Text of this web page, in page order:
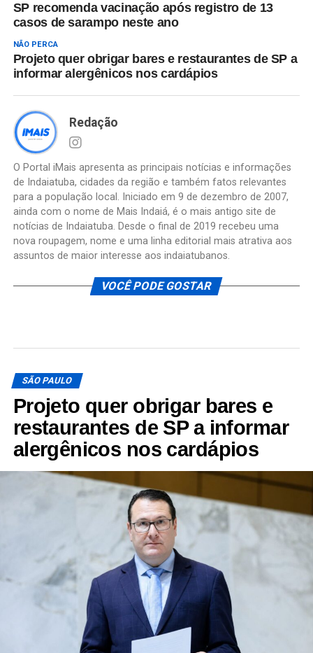
SP recomenda vacinação após registro de 13
casos de sarampo neste ano
NÃO PERCA
Projeto quer obrigar bares e restaurantes de SP a
informar alergênicos nos cardápios
Redação
O Portal iMais apresenta as principais notícias e informações
de Indaiatuba, cidades da região e também fatos relevantes
para a população local. Iniciado em 9 de dezembro de 2007,
ainda com o nome de Mais Indaiá, é o mais antigo site de
notícias de Indaiatuba. Desde o final de 2019 recebeu uma
nova roupagem, nome e uma linha editorial mais atrativa aos
assuntos de maior interesse aos indaiatubanos.
VOCÊ PODE GOSTAR
SÃO PAULO
Projeto quer obrigar bares e
restaurantes de SP a informar
alergênicos nos cardápios